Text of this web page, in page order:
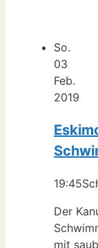
So.
03
Feb.
2019
19:45
Der
mit